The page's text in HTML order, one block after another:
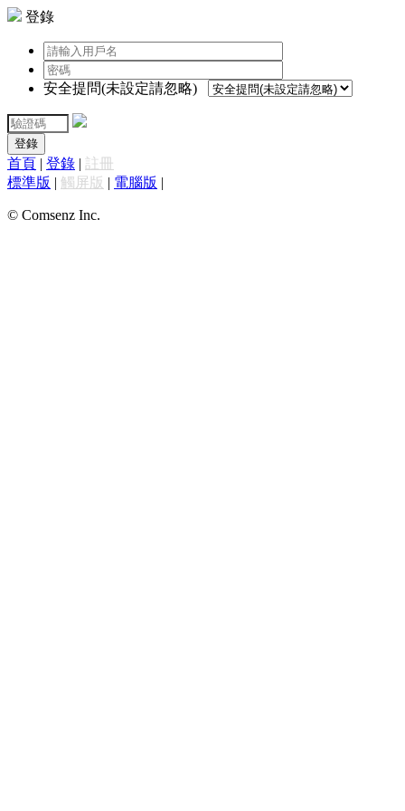
登錄
安全提問(未設定請忽略)
登錄
首頁 | 登錄 | 註冊
標準版 | 觸屏版 | 電腦版 |
© Comsenz Inc.